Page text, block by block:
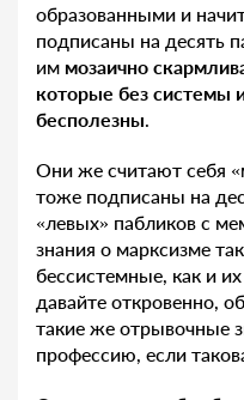
образованными и
подписаны на десять
им мозаично
которые без системы
бесполезны.
Они же считают себя
тоже подписаны на
«левых» пабликов с
знания о марксизме
бессистемные, как и
давайте откровенно,
такие же отрывочные
профессию, если